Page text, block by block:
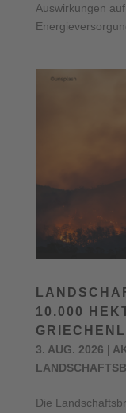
Auswirkungen
10.000
3. AUG. 2026 |
Die